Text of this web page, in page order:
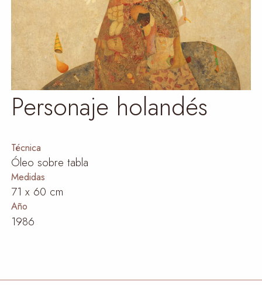
Personaje holandés
Técnica
Óleo sobre tabla
Medidas
71 x 60 cm
Año
1986